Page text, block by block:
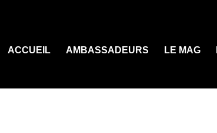
ACCUEIL AMBASSADEURS LE MAG